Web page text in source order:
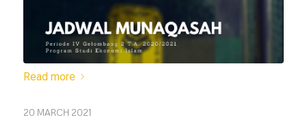
Read more
20 MARCH 2021